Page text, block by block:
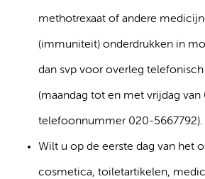
methotrexaat of andere
(immuniteit) onderdrukken in
dan svp voor overleg
(maandag tot en met vrijdag van
telefoonnummer 020-5667792).
Wilt u op de eerste dag van het
cosmetica, toiletartikelen,